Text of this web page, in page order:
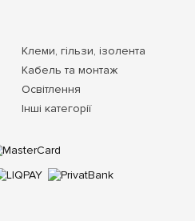
Клеми, гільзи, ізолента
Кабель та монтаж
Освітлення
Інші категорії